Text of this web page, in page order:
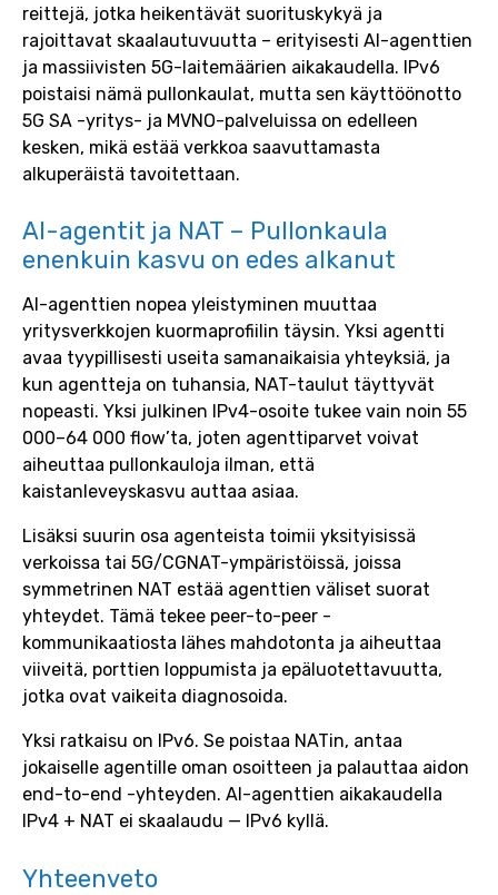
reittejä, jotka heikentävät suorituskykyä ja
rajoittavat skaalautuvuutta – erityisesti AI-agenttien
ja massiivisten 5G-laitemäärien aikakaudella. IPv6
poistaisi nämä pullonkaulat, mutta sen käyttöönotto
5G SA -yritys- ja MVNO-palveluissa on edelleen
kesken, mikä estää verkkoa saavuttamasta
alkuperäistä tavoitettaan.
AI-agentit ja NAT – Pullonkaula
enenkuin kasvu on edes alkanut
AI-agenttien nopea yleistyminen muuttaa
yritysverkkojen kuormaprofiilin täysin. Yksi agentti
avaa tyypillisesti useita samanaikaisia yhteyksiä, ja
kun agentteja on tuhansia, NAT-taulut täyttyvät
nopeasti. Yksi julkinen IPv4-osoite tukee vain noin 55
000–64 000 flow’ta, joten agenttiparvet voivat
aiheuttaa pullonkauloja ilman, että
kaistanleveyskasvu auttaa asiaa.
Lisäksi suurin osa agenteista toimii yksityisissä
verkoissa tai 5G/CGNAT-ympäristöissä, joissa
symmetrinen NAT estää agenttien väliset suorat
yhteydet. Tämä tekee peer-to-peer -
kommunikaatiosta lähes mahdotonta ja aiheuttaa
viiveitä, porttien loppumista ja epäluotettavuutta,
jotka ovat vaikeita diagnosoida.
Yksi ratkaisu on IPv6. Se poistaa NATin, antaa
jokaiselle agentille oman osoitteen ja palauttaa aidon
end-to-end -yhteyden. AI-agenttien aikakaudella
IPv4 + NAT ei skaalaudu — IPv6 kyllä.
Yhteenveto